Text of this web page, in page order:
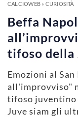
CALCIOWEB» CURIOSITÀ
Beffa
tifoso della
Emozioni al
all'improvviso"
tifoso juventino
Juve siam gli